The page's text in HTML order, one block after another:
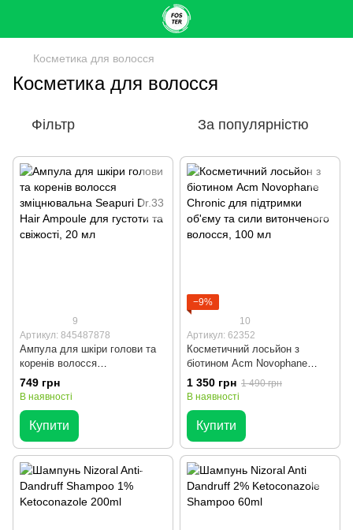
Косметика для волосся
Косметика для волосся
Фільтр За популярністю
9
Артикул: 845487878
Ампула для шкіри голови та
коренів волосся
зміцнювальна Seapuri Dr.33
Hair Ampoule для густоти та
749 грн
В наявності
Купити
−9%
10
Артикул: 62352
Косметичний лосьйон з
біотином Acm Novophane
Chronic для підтримки об'єму
та сили витонченого волосся,
1 350 грн 1 490 грн
В наявності
Купити